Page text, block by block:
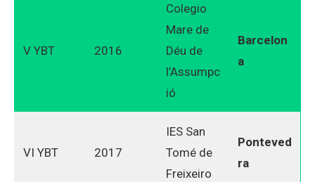
V YBT 2016
Colegio
Mare de
Déu de
l’Assumpc
ió
Barcelon
a
VI YBT 2017
IES San
Tomé de
Freixeiro
Ponteved
ra